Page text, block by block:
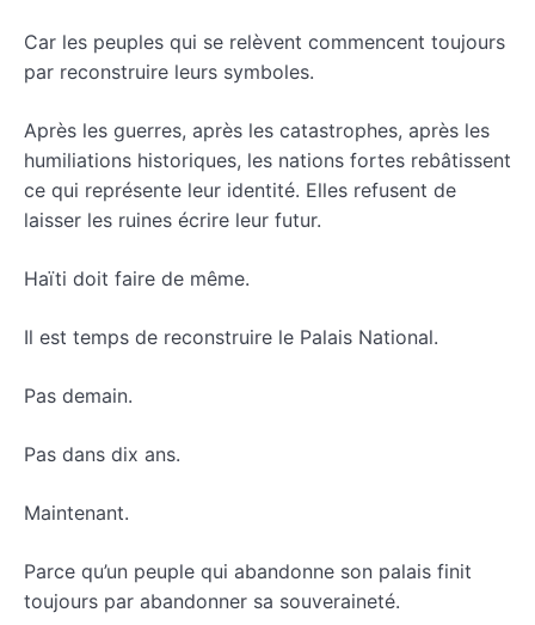
Car les peuples qui se relèvent commencent toujours
par reconstruire leurs symboles.
Après les guerres, après les catastrophes, après les
humiliations historiques, les nations fortes rebâtissent
ce qui représente leur identité. Elles refusent de
laisser les ruines écrire leur futur.
Haïti doit faire de même.
Il est temps de reconstruire le Palais National.
Pas demain.
Pas dans dix ans.
Maintenant.
Parce qu’un peuple qui abandonne son palais finit
toujours par abandonner sa souveraineté.